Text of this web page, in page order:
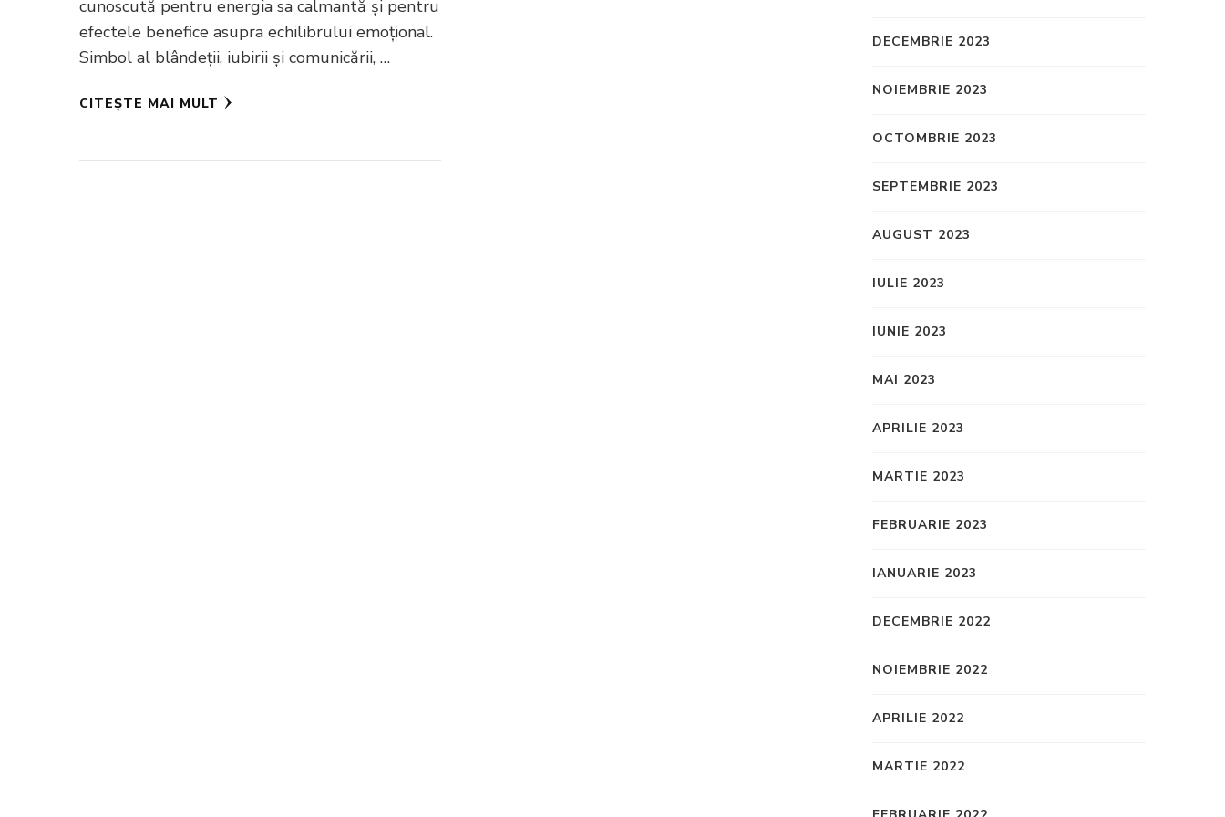
cunoscută pentru energia sa calmantă și pentru
efectele benefice asupra echilibrului emoțional.
Simbol al blândeții, iubirii și comunicării, …
CITEȘTE MAI MULT
DECEMBRIE 2023
NOIEMBRIE 2023
OCTOMBRIE 2023
SEPTEMBRIE 2023
AUGUST 2023
IULIE 2023
IUNIE 2023
MAI 2023
APRILIE 2023
MARTIE 2023
FEBRUARIE 2023
IANUARIE 2023
DECEMBRIE 2022
NOIEMBRIE 2022
APRILIE 2022
MARTIE 2022